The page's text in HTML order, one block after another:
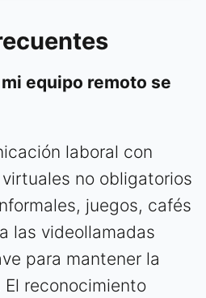
equipo remoto se
laboral con
no obligatorios
juegos, cafés
las videollamadas
para mantener la
reconocimiento